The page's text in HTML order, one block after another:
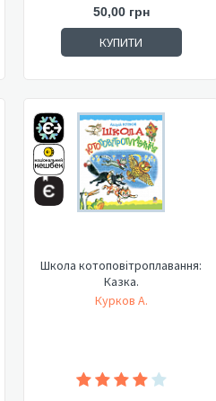
50,00 грн
КУПИТИ
Школа котоповітроплавання:
Казка.
Курков А.